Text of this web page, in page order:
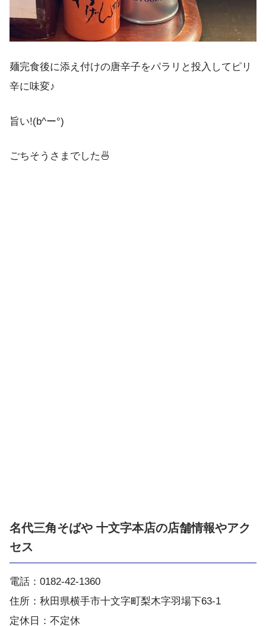
麺完食後に添え付けの唐辛子をパラリと投入してピリ
辛に味変♪
旨い!(b^ー°)
ごちそうさまでした🍜
名代三角そばや 十文字本店の店舗情報やアク
セス
電話：0182-42-1360
住所：秋田県横手市十文字町梨木字羽場下63-1
定休日：不定休